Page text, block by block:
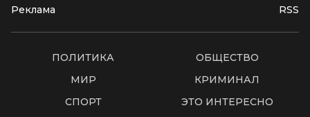
Реклама RSS
ПОЛИТИКА
ОБЩЕСТВО
МИР
КРИМИНАЛ
СПОРТ
ЭТО ИНТЕРЕСНО